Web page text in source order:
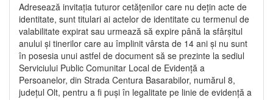
Adresează invitația tuturor cetățenilor care nu dețin acte de
identitate, sunt titulari ai actelor de identitate cu termenul de
valabilitate expirat sau urmează să expire până la sfârșitul
anului și tinerilor care au împlinit vârsta de 14 ani și nu sunt
în posesia unui astfel de document să se prezinte la sediul
Serviciului Public Comunitar Local de Evidență a
Persoanelor, din Strada Centura Basarabilor, numărul 8,
județul Olt, pentru a fi puși în legalitate pe linie de evidență a